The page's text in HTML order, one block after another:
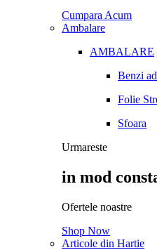
Cumpara Acum
Ambalare
AMBALARE
Benzi
Folie
Sfoara
Urmareste
in mod
Ofertele noastre
Shop Now
Articole din Hartie